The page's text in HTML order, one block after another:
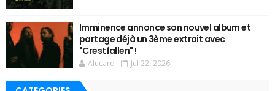
Imminence annonce son nouvel album et
partage déjà un 3ème extrait avec
"Crestfallen" !
Alucard Jul 22, 2026